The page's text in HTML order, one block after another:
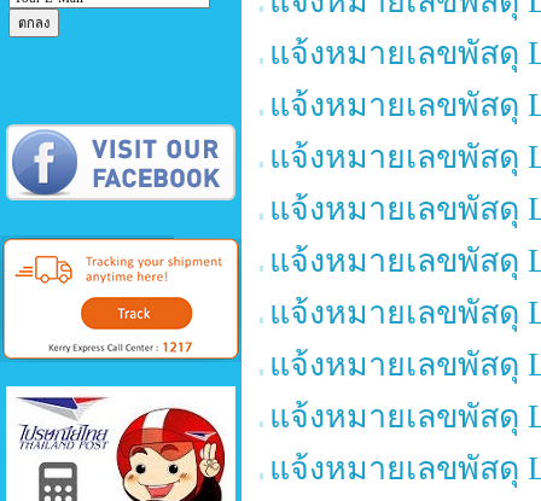
แจ้งหมายเลขพัสดุ
แจ้งหมายเลขพัสดุ
แจ้งหมายเลขพัสดุ
แจ้งหมายเลขพัสดุ
แจ้งหมายเลขพัสดุ
แจ้งหมายเลขพัสดุ
แจ้งหมายเลขพัสดุ
แจ้งหมายเลขพัสดุ
แจ้งหมายเลขพัสดุ